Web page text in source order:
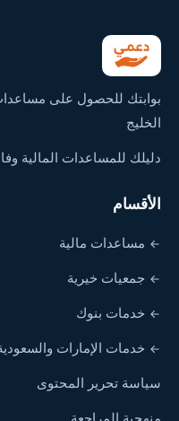
بوابتك للحصول على
الخليج
دليلك للمساعدات المالية
الأقسام
مساعدات مالية
جمعيات خيرية
خدمات بنوك
خدمات الإمارات
سياسة تحرير المحتوى